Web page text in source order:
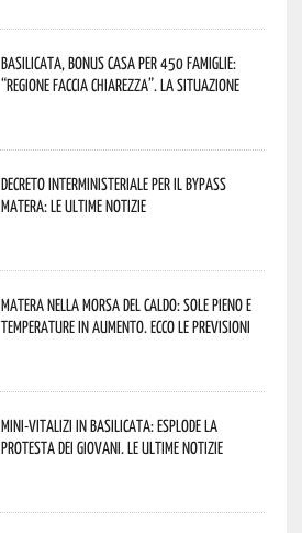
Basilicata, Bonus casa per 450 famiglie:
“Regione faccia chiarezza”. La situazione
Decreto interministeriale per il Bypass
Matera: le ultime notizie
Matera nella morsa del caldo: sole pieno e
temperature in aumento. Ecco le previsioni
Mini-vitalizi in Basilicata: esplode la
protesta dei giovani. Le ultime notizie